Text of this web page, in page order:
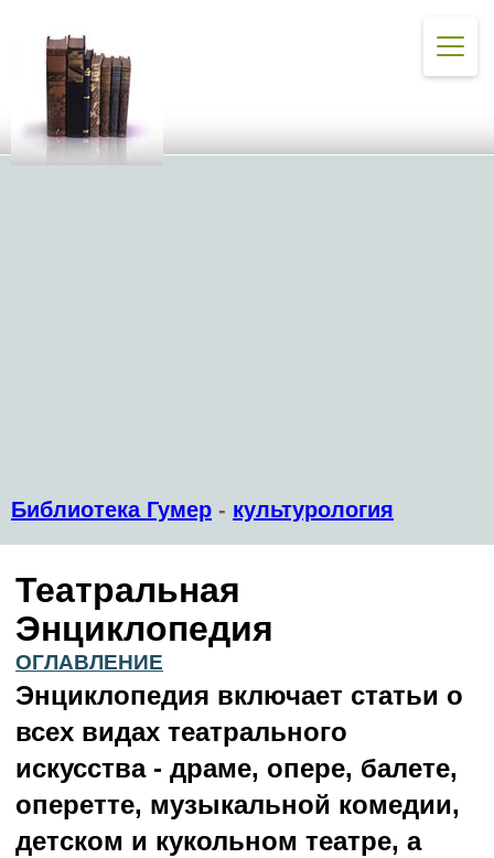
Библиотека Гумер - культурология
Театральная
Энциклопедия
ОГЛАВЛЕНИЕ
Энциклопедия включает статьи о
всех видах театрального
искусства - драме, опере, балете,
оперетте, музыкальной комедии,
детском и кукольном театре, а